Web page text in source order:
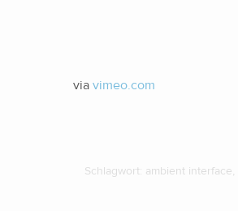
via vimeo.com
Schlagwort: ambient interface,